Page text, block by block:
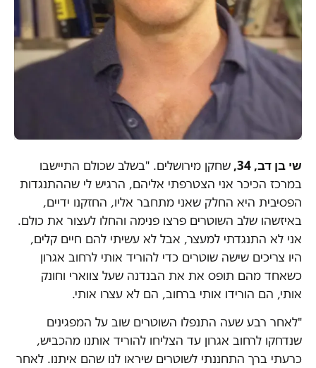
שי בן דב, 34,
שחקן מירושלים. "בשלב שכולם התיישבו
במרכז הכיכר אני הצטרפתי אליהם, הרגיש לי שההתנגדות
הפסיבית היא החלק שאני מתחבר אליו, החזקנו ידיים,
באיזשהו שלב השוטרים פרצו פנימה והחלו לעצור את כולם.
אני לא התנגדתי למעצר, אבל לא עשיתי להם חיים קלים,
היו צריכים שישה שוטרים כדי להוריד אותי לרחוב אגרון
כשאחד מהם תופס את את הבנדנה שעל צווארי וחונק
אותי, הם הורידו אותי ברחוב, הם לא עצרו אותי.
"לאחר רבע שעה התנפלו השוטרים שוב על המפגינים
שנדחקו לרחוב אגרון עד הצליחו להוריד אותנו מהכביש,
כרעתי ברך התחננתי לשוטרים שיראו לנו שהם איתנו. לאחר